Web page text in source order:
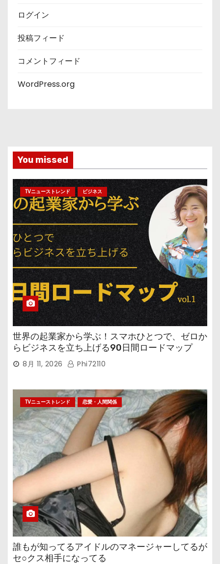
ログイン
投稿フィード
コメントフィード
WordPress.org
You missed
TVニューストレンド ビジネス
世界の起業家から学ぶ！スマホひとつで、ゼロか
らビジネスを立ち上げる90日間ロードマップ
8月 11, 2026 Phi72110
TVニューストレンド 恋愛・人間関係
誰もが知ってるアイドルのマネージャーしてるが
セ○クス相手になってる